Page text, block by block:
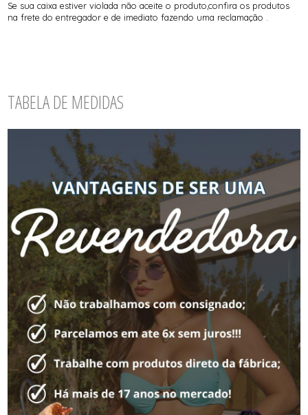
Se sua caixa estiver violada não aceite o produto,confira os produtos
na frete do entregador e de imediato fazendo uma reclamação .
TABELA DE MEDIDAS